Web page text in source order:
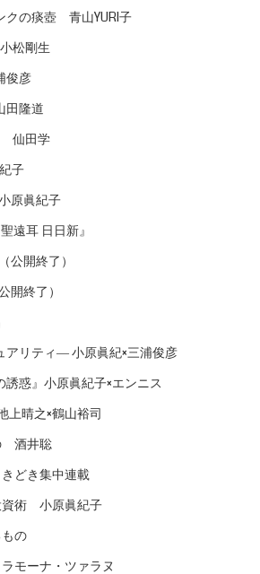
クの痰壺 青山YURI子
松剛生
俊彦
隆道
仙田学
子
原眞紀子
遠耳 日日新』
開終了）
終了）
アリティ― 小原眞紀×三浦俊彦
誘惑』小原眞紀子×エンニス
上晴之×鶴山裕司
酒井聡
どき集中連載
資術 小原眞紀子
の
モーナ・ツァラヌ